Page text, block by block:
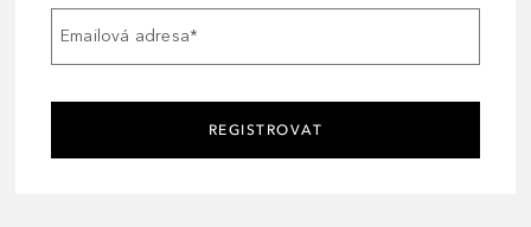
Emailová adresa*
REGISTROVAT